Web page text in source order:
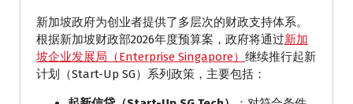
新加坡政府为创业者提供了多层次的财政支持体系。
根据新加坡财政部2026年度预算案，政府将通过新加
坡企业发展局（Enterprise Singapore） 继续推行起新
计划（Start-Up SG）系列政策，主要包括：